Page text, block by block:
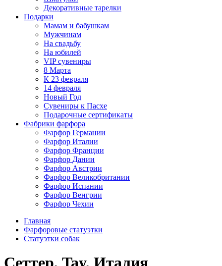
Декоративные тарелки
Подарки
Мамам и бабушкам
Мужчинам
На свадьбу
На юбилей
VIP сувениры
8 Марта
К 23 февраля
14 февраля
Новый Год
Сувениры к Пасхе
Подарочные сертификаты
Фабрики фарфора
Фарфор Германии
Фарфор Италии
Фарфор Франции
Фарфор Дании
Фарфор Австрии
Фарфор Великобритании
Фарфор Испании
Фарфор Венгрии
Фарфор Чехии
Главная
Фарфоровые статуэтки
Cтатуэтки собак